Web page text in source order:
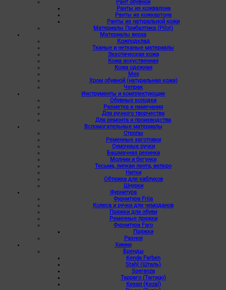
Рант обувной
Ранты из кожвалона
Ранты из кожкартона
Ранты из натуральной кожи
Материалы Прибалтика (Pilot)
Материалы верха
Кожподклад
Тканые и нетканые материалы
Экзотическая кожа
Кожа искуственная
Кожа одежная
Мех
Хром обувной (натуральная кожа)
Чепрак
Инструменты и комплектующие
Обувные колодки
Разметка и намечания
Для ручного творчества
Для ремонта и производства
Вспомогательные материалы
Стропы
Ременные заготовки
Сумочные ручки
Башмачная резинка
Молнии и бегунки
Тесьма, липкая лента, велкро
Нитки
Обтяжка для каблуков
Шнурки
Фурнитура
Фурнитура Frija
Колеса и ручки для чемоданов
Пряжки для обуви
Ременные пряжки
Фурнитура Faro
Пряжки
Разное
Химия
Бренды
Kenda Farben
Stahl (Шталь)
Speranza
Тарраго (Tarrago)
Кезал (Kezal)